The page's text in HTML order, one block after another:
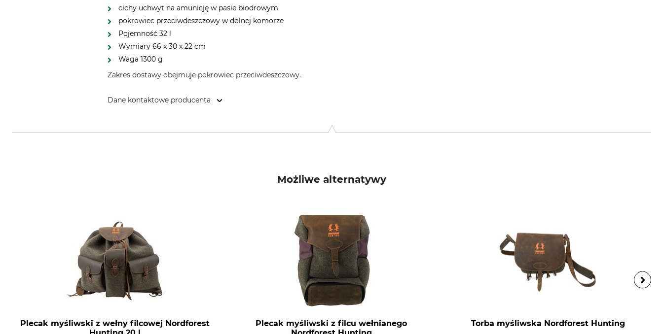
cichy uchwyt na amunicję w pasie biodrowym
pokrowiec przeciwdeszczowy w dolnej komorze
Pojemność 32 l
Wymiary 66 x 30 x 22 cm
Waga 1300 g
Zakres dostawy obejmuje pokrowiec przeciwdeszczowy.
Dane kontaktowe producenta
Możliwe alternatywy
Plecak myśliwski z wełny filcowej Nordforest
Plecak myśliwski z filcu wełnianego
Torba myśliwska Nordforest Hunting